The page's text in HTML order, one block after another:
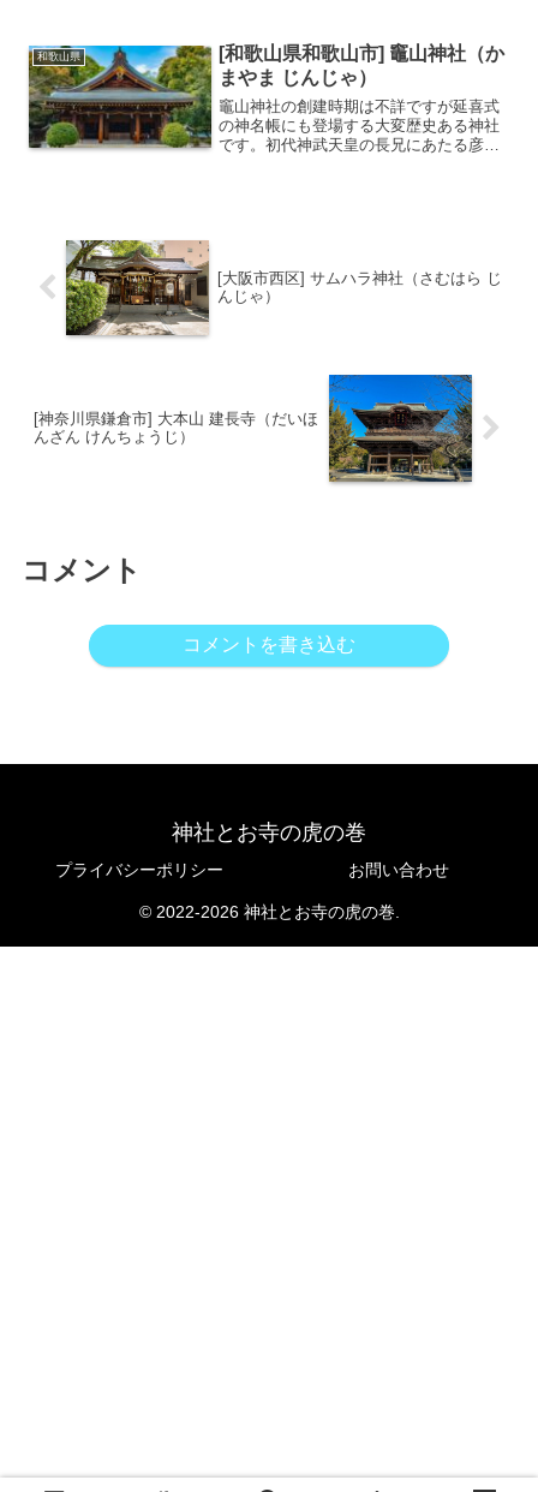
られています。境内ある天然記念物に指
定された樹齢10...
和歌山県
[和歌山県和歌山市] 竈山神社（か
まやま じんじゃ）
竈山神社の創建時期は不詳ですが延喜式
の神名帳にも登場する大変歴史ある神社
です。初代神武天皇の長兄にあたる彦五
[大阪市西区] サムハラ神社（さむはら じ
んじゃ）
[神奈川県鎌倉市] 大本山 建長寺（だいほ
んざん けんちょうじ）
コメント
コメントを書き込む
神社とお寺の虎の巻
プライバシーポリシー お問い合わせ
© 2022-2026 神社とお寺の虎の巻.